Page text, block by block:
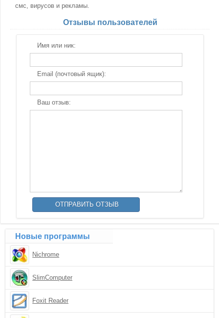
смс, вирусов и рекламы.
Отзывы пользователей
Имя или ник:
Email (почтовый ящик):
Ваш отзыв:
Новые программы
Nichrome
SlimComputer
Foxit Reader